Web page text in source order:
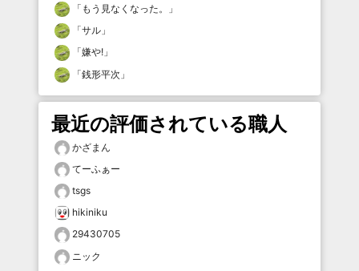
「 もう見なくなった。
」
「サル 」
「嫌や! 」
「銭形平次 」
最近の評価されている職人
かざまん
てーふぁー
tsgs
hikiniku
29430705
ニック